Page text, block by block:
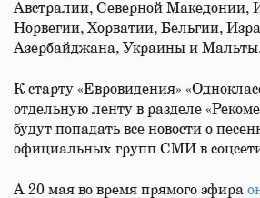
Австралии, Северной Македонии,
Норвегии, Хорватии, Бельгии,
Азербайджана, Украины и Мальты.
К старту «Евровидения»
отдельную ленту в разделе
будут попадать все новости о
официальных групп СМИ в
А 20 мая во время прямого эфира